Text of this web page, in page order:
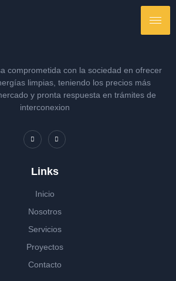
comprometida con la sociedad en ofrecer
limpias, teniendo los precios más
y pronta respuesta en trámites de
interconexion
Links
Inicio
Nosotros
Servicios
Proyectos
Contacto